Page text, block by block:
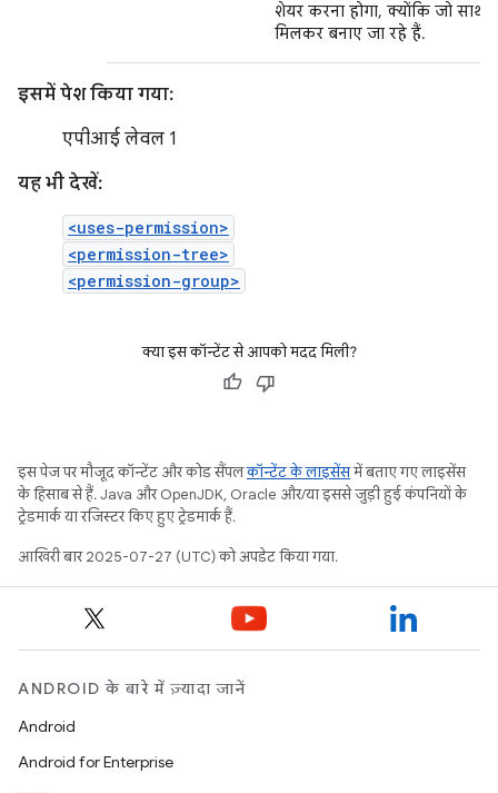
शेयर करना होगा, क्योंकि जो साथ
मिलकर बनाए जा रहे हैं.
इसमें पेश किया गया:
एपीआई लेवल 1
यह भी देखें:
<uses-permission>
<permission-tree>
<permission-group>
क्या इस कॉन्टेंट से आपको मदद मिली?
इस पेज पर मौजूद कॉन्टेंट और कोड सैंपलकॉन्टेंट के लाइसेंसमें बताए गए लाइसेंस
के हिसाब से हैं. Java और OpenJDK, Oracle और/या इससे जुड़ी हुई कंपनियों के
ट्रेडमार्क या रजिस्टर किए हुए ट्रेडमार्क हैं.
आखिरी बार 2025-07-27 (UTC) को अपडेट किया गया.
ANDROID के बारे में ज़्यादा जानें
Android
Android for Enterprise